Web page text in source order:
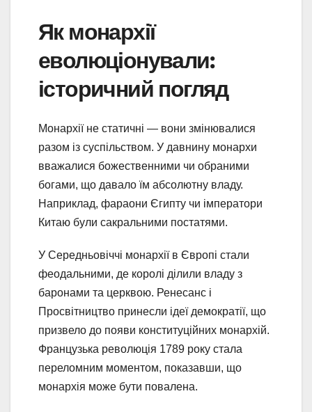
Як монархії
еволюціонували:
історичний погляд
Монархії не статичні — вони змінювалися
разом із суспільством. У давнину монархи
вважалися божественними чи обраними
богами, що давало їм абсолютну владу.
Наприклад, фараони Єгипту чи імператори
Китаю були сакральними постатями.
У Середньовіччі монархії в Європі стали
феодальними, де королі ділили владу з
баронами та церквою. Ренесанс і
Просвітництво принесли ідеї демократії, що
призвело до появи конституційних монархій.
Французька революція 1789 року стала
переломним моментом, показавши, що
монархія може бути повалена.